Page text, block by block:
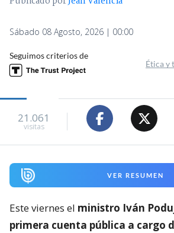
Sábado 08 Agosto, 2026 | 00:00
Seguimos criterios de
Ética y
21.061
visitas
VER RESUMEN
Este viernes el ministro Iván
primera cuenta pública a cargo